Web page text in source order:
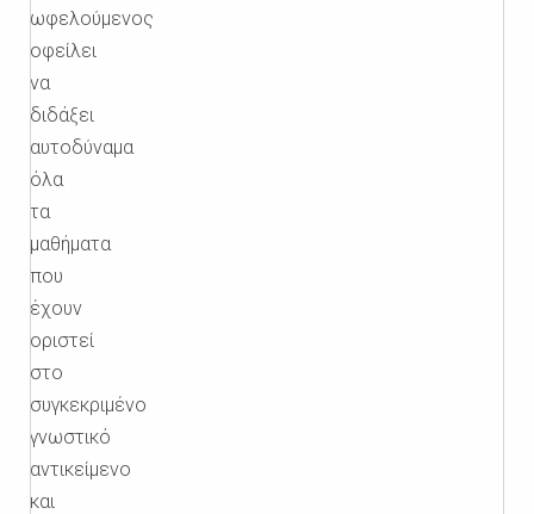
ωφελούμενος
οφείλει
να
διδάξει
αυτοδύναμα
όλα
τα
μαθήματα
που
έχουν
οριστεί
στο
συγκεκριμένο
γνωστικό
αντικείμενο
και